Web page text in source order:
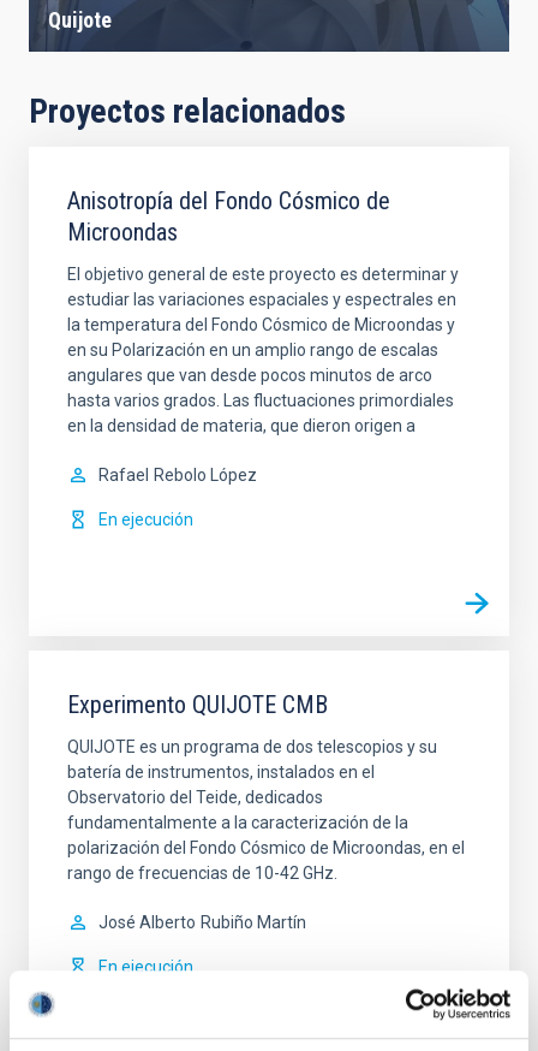
Quijote
Proyectos relacionados
Anisotropía del Fondo Cósmico de
Microondas
El objetivo general de este proyecto es determinar y
estudiar las variaciones espaciales y espectrales en
la temperatura del Fondo Cósmico de Microondas y
en su Polarización en un amplio rango de escalas
angulares que van desde pocos minutos de arco
hasta varios grados. Las fluctuaciones primordiales
en la densidad de materia, que dieron origen a
Rafael Rebolo López
En ejecución
Experimento QUIJOTE CMB
QUIJOTE es un programa de dos telescopios y su
batería de instrumentos, instalados en el
Observatorio del Teide, dedicados
fundamentalmente a la caracterización de la
polarización del Fondo Cósmico de Microondas, en el
rango de frecuencias de 10-42 GHz.
José Alberto Rubiño Martín
En ejecución